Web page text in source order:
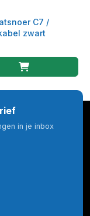
C7 /
zwart
in je inbox